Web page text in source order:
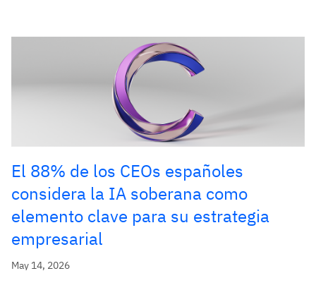
El 88% de los CEOs españoles
considera la IA soberana como
elemento clave para su estrategia
empresarial
May 14, 2026